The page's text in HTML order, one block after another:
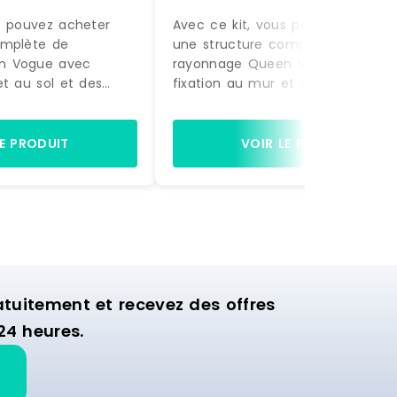
pouvez acheter
de
Vogue avec
au sol et des
être montée.
et de 2 bras
structure est
PRODUIT
Avec ce kit, vous pouvez acheter
une structure complète de
rayonnage Queen Vogue avec
fixation au mur et au sol et des
la photo, prête à être montée.
Equipée de 4 étagères et de 2
de suspension, cette structure
VOIR LE PRODUIT
et recevez des offres
heures.